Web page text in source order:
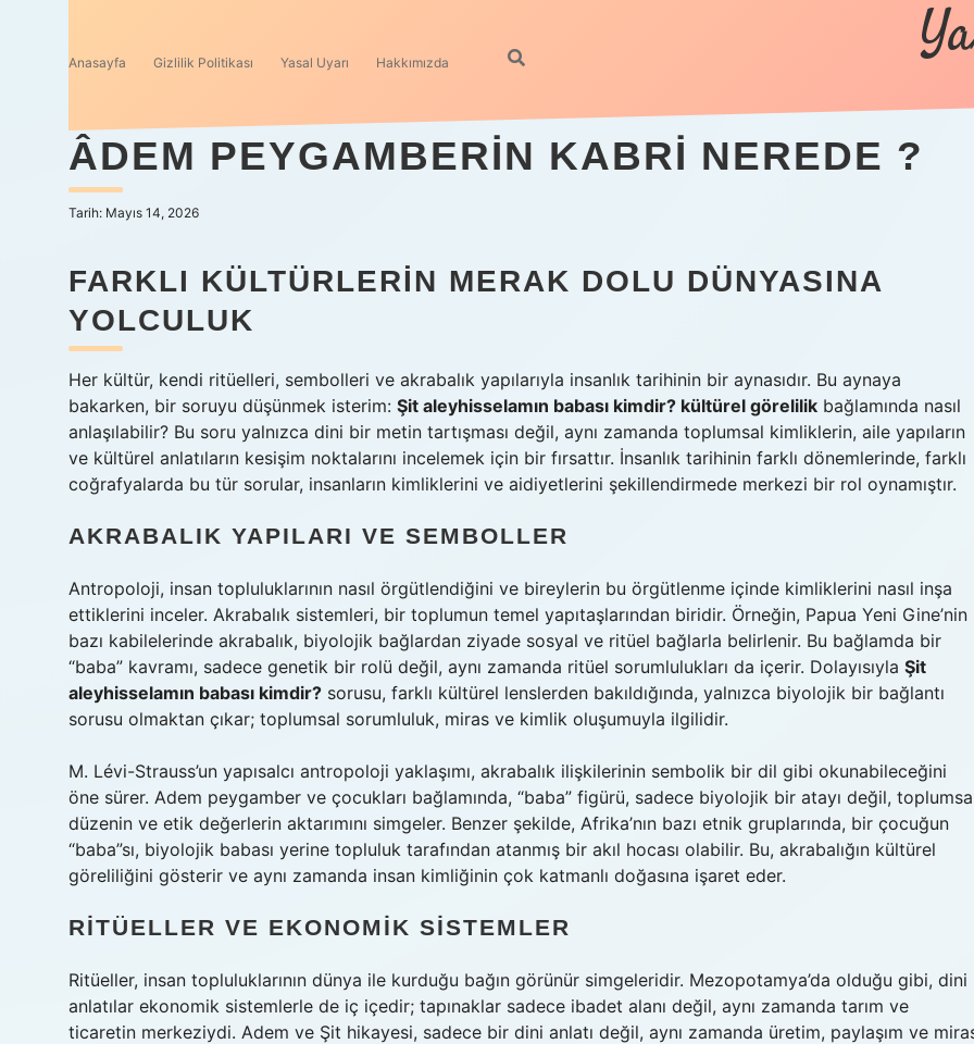
Anasayfa Gizlilik Politikası Yasal Uyarı Hakkımızda
ÂDEM PEYGAMBERIN KABRI NEREDE ?
Tarih: Mayıs 14, 2026
FARKLI KÜLTÜRLERIN MERAK DOLU DÜNYASINA
YOLCULUK
Her kültür, kendi ritüelleri, sembolleri ve akrabalık yapılarıyla insanlık tarihinin bir aynasıdır. Bu aynaya
bakarken, bir soruyu düşünmek isterim: Şit aleyhisselamın babası kimdir? kültürel görelilik bağlamında nasıl
anlaşılabilir? Bu soru yalnızca dini bir metin tartışması değil, aynı zamanda toplumsal kimliklerin, aile yapıların
ve kültürel anlatıların kesişim noktalarını incelemek için bir fırsattır. İnsanlık tarihinin farklı dönemlerinde, farklı
coğrafyalarda bu tür sorular, insanların kimliklerini ve aidiyetlerini şekillendirmede merkezi bir rol oynamıştır.
AKRABALIK YAPILARI VE SEMBOLLER
Antropoloji, insan topluluklarının nasıl örgütlendiğini ve bireylerin bu örgütlenme içinde kimliklerini nasıl inşa
ettiklerini inceler. Akrabalık sistemleri, bir toplumun temel yapıtaşlarından biridir. Örneğin, Papua Yeni Gine’nin
bazı kabilelerinde akrabalık, biyolojik bağlardan ziyade sosyal ve ritüel bağlarla belirlenir. Bu bağlamda bir
“baba” kavramı, sadece genetik bir rolü değil, aynı zamanda ritüel sorumlulukları da içerir. Dolayısıyla Şit
aleyhisselamın babası kimdir? sorusu, farklı kültürel lenslerden bakıldığında, yalnızca biyolojik bir bağlantı
sorusu olmaktan çıkar; toplumsal sorumluluk, miras ve kimlik oluşumuyla ilgilidir.
M. Lévi-Strauss’un yapısalcı antropoloji yaklaşımı, akrabalık ilişkilerinin sembolik bir dil gibi okunabileceğini
öne sürer. Adem peygamber ve çocukları bağlamında, “baba” figürü, sadece biyolojik bir atayı değil,
düzenin ve etik değerlerin aktarımını simgeler. Benzer şekilde, Afrika’nın bazı etnik gruplarında, bir çocuğun
“baba”sı, biyolojik babası yerine topluluk tarafından atanmış bir akıl hocası olabilir. Bu, akrabalığın kültürel
göreliliğini gösterir ve aynı zamanda insan kimliğinin çok katmanlı doğasına işaret eder.
RITÜELLER VE EKONOMIK SISTEMLER
Ritüeller, insan topluluklarının dünya ile kurduğu bağın görünür simgeleridir. Mezopotamya’da olduğu gibi, dini
anlatılar ekonomik sistemlerle de iç içedir; tapınaklar sadece ibadet alanı değil, aynı zamanda tarım ve
ticaretin merkeziydi. Adem ve Şit hikayesi, sadece bir dini anlatı değil, aynı zamanda üretim, paylaşım ve